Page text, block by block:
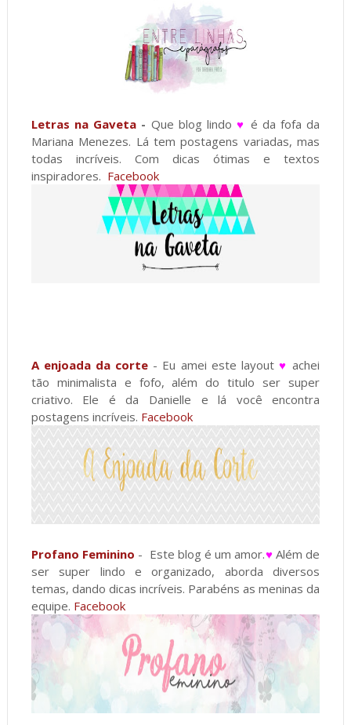
Letras na Gaveta - Que blog lindo♥ é da fofa da
Mariana Menezes. Lá tem postagens variadas, mas
todas incríveis. Com dicas ótimas e textos
inspiradores. Facebook
A enjoada da corte - Eu amei este layout ♥ achei
tão minimalista e fofo, além do titulo ser super
criativo. Ele é da Danielle e lá você encontra
postagens incríveis. Facebook
Profano Feminino - Este blog é um amor.♥Além de
ser super lindo e organizado, aborda diversos
temas, dando dicas incríveis. Parabéns as meninas da
equipe. Facebook